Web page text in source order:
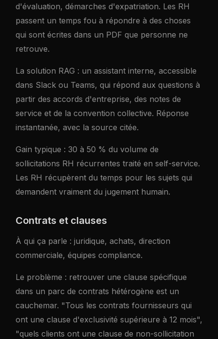
d'évaluation, démarches d'expatriation. Les RH
passent un temps fou à répondre à des choses
qui sont écrites dans un PDF que personne ne
retrouve.
La solution RAG : un assistant interne, accessible
dans Slack ou Teams, qui répond aux questions à
partir des accords d'entreprise, des notes de
service et de la convention collective. Réponse
instantanée, avec la source citée.
Gain typique : 30 à 50 % du volume de
sollicitations RH récurrentes traité en self-service.
Les RH récupèrent du temps pour les sujets qui
demandent vraiment du jugement humain.
Contrats et clauses
À qui ça parle : juridique, achats, direction
commerciale, équipes compliance.
Le problème : retrouver une clause spécifique
dans un parc de contrats hétérogène est un
cauchemar. "Tous les contrats fournisseurs qui
ont une clause d'exclusivité supérieure à 12 mois",
"quels clients ont une clause de non-sollicitation